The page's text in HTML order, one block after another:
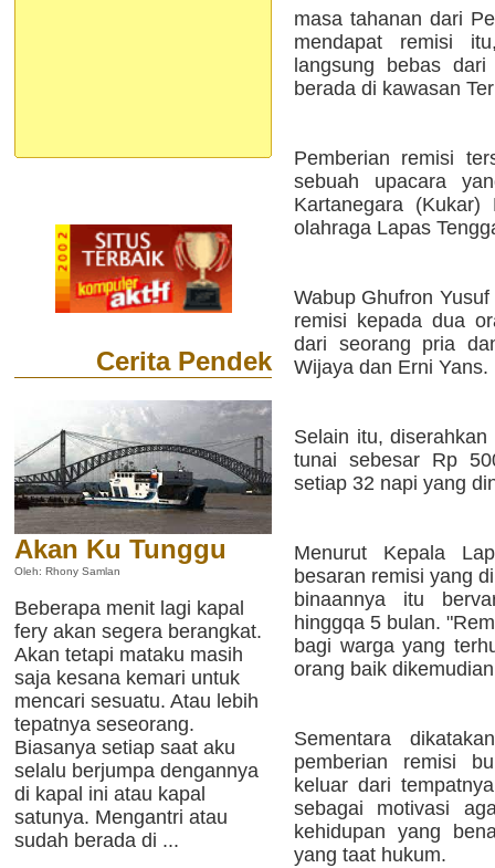
Cerita Pendek
Akan Ku Tunggu
Oleh: Rhony Samlan
Beberapa menit lagi kapal
fery akan segera berangkat.
Akan tetapi mataku masih
saja kesana kemari untuk
mencari sesuatu. Atau lebih
tepatnya seseorang.
Biasanya setiap saat aku
selalu berjumpa dengannya
di kapal ini atau kapal
satunya. Mengantri atau
sudah berada di ...
masa tahanan dari
mendapat remisi
langsung bebas
berada di kawasan
Pemberian remisi
sebuah upacara
Kartanegara
olahraga Lapas
Wabup Ghufron
remisi kepada dua
dari seorang pria
Wijaya dan Erni Yans.
Selain itu,
tunai sebesar Rp
setiap 32 napi yang
Menurut Kepala
besaran remisi yang
binaannya itu
hinggqa 5 bulan.
bagi warga yang
orang baik
Sementara
pemberian remisi
keluar dari
sebagai motivasi
kehidupan yang
yang taat hukum.